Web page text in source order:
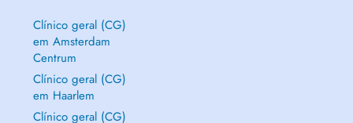
Clínico geral (CG)
em Amsterdam
Centrum
Clínico geral (CG)
em Haarlem
Clínico geral (CG)